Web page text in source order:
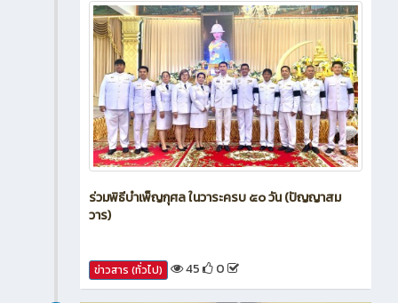
ร่วมพิธีบำเพ็ญกุศล ในวาระครบ ๕๐ วัน (ปัญญาสม
ข่าวสาร (ทั่วไป) 45 0